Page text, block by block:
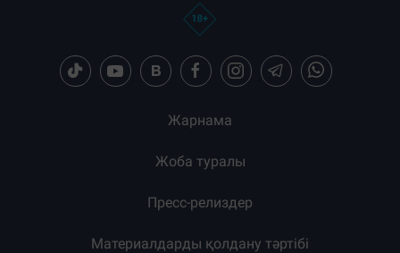
Жарнама
Жоба туралы
Пресс-релиздер
Материалдарды қолдану тәртібі